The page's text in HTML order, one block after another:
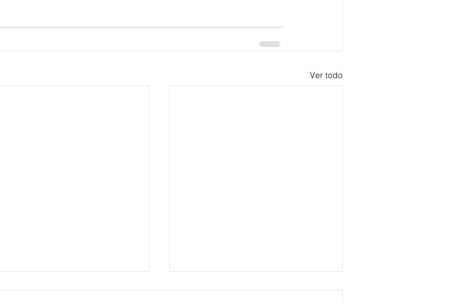
Ver todo